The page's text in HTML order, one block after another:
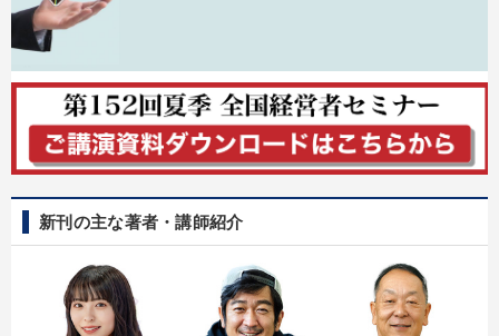
新刊の主な著者・講師紹介